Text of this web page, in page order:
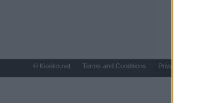
© Kiosko.net Terms and Conditions Privacy and Cookies